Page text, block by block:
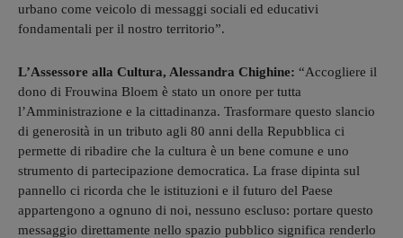
urbano come veicolo di messaggi sociali ed educativi
fondamentali per il nostro territorio”.
L’Assessore alla Cultura, Alessandra Chighine: “Accogliere il
dono di Frouwina Bloem è stato un onore per tutta
l’Amministrazione e la cittadinanza. Trasformare questo slancio
di generosità in un tributo agli 80 anni della Repubblica ci
permette di ribadire che la cultura è un bene comune e uno
strumento di partecipazione democratica. La frase dipinta sul
pannello ci ricorda che le istituzioni e il futuro del Paese
appartengono a ognuno di noi, nessuno escluso: portare questo
messaggio direttamente nello spazio pubblico significa renderlo